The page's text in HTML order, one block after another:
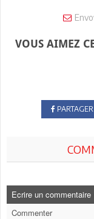
VOUS AIMEZ
PARTAGER
Ecrire un commentaire
Commenter